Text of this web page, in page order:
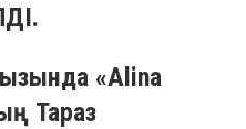
«Alina
Тараз